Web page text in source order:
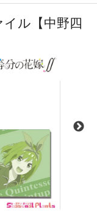
ル【中野四